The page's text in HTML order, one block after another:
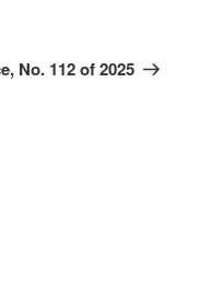
No. 112 of 2025